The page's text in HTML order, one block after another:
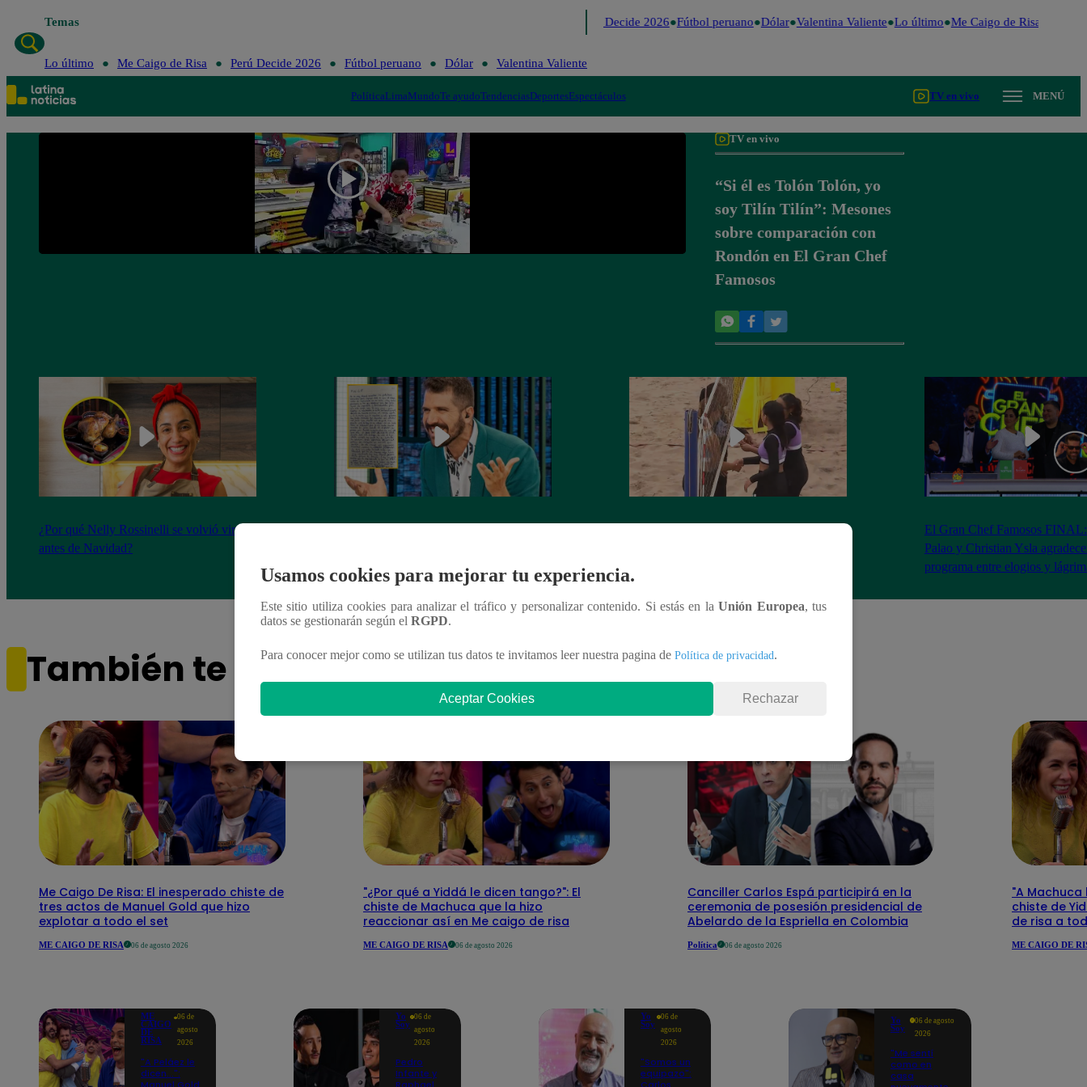
Temas Perú Decide 2026 Fútbol peruano Dólar Valentina Valiente Lo último Me Caigo de Risa
Lo último Me Caigo de Risa Perú Decide 2026 Fútbol peruano Dólar Valentina Valiente
PolíticaLimaMundoTe ayudoTendenciasDeportesEspectáculos TV en vivo MENÚ
TV en vivo
“Si él es Tolón Tolón, yo
soy Tilín Tilín”: Mesones
sobre comparación con
Rondón en El Gran Chef
Famosos
¿Por qué Nelly Rossinelli se volvió viral
antes de Navidad?
El Gran Chef Famosos
Palao y Christian Ysla
programa entre elogios y
También te puede interesar
Me Caigo De Risa: El inesperado chiste de
tres actos de Manuel Gold que hizo
explotar a todo el set
ME CAIGO DE RISA 06 de agosto 2026
"¿Por qué a Yiddá le dicen tango?": El
chiste de Machuca que la hizo
reaccionar así en Me caigo de risa
ME CAIGO DE RISA 06 de agosto 2026
Canciller Carlos Espá participirá en la
ceremonia de posesión presidencial de
Abelardo de la Espriella en Colombia
Política 06 de agosto 2026
"A Machuca
chiste de
de risa a
ME CAIGO DE
ME
CAIGO
DE
RISA
06 de
agosto
2026
"A Peláez le
dicen...":
Yo
Soy
06 de
agosto
2026
Pedro
Infante y
Yo
Soy
06 de
agosto
2026
"Somos un
equipazo":
Yo
Soy
06 de agosto
2026
"Me sentí
como en
casa
Usamos cookies para mejorar tu experiencia.
Este sitio utiliza cookies para analizar el tráfico y personalizar contenido. Si estás en laUnión Europea, tus
datos se gestionarán según el RGPD.
Para conocer mejor como se utilizan tus datos te invitamos leer nuestra pagina de Política de privacidad.
Aceptar Cookies Rechazar